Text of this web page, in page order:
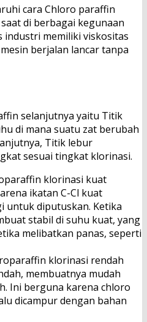
cara Chloro paraffin
di berbagai kegunaan
industri memiliki viskositas
berjalan lancar tanpa
selanjutnya yaitu Titik
di mana suatu zat berubah
Titik lebur
sesuai tingkat klorinasi.
klorinasi kuat
ikatan C-Cl kuat
untuk diputuskan. Ketika
stabil di suhu kuat, yang
melibatkan panas, seperti
klorinasi rendah
membuatnya mudah
Ini berguna karena chloro
dicampur dengan bahan